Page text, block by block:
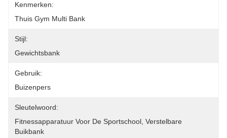
Kenmerken:
Thuis Gym Multi Bank
Stijl:
Gewichtsbank
Gebruik:
Buizenpers
Sleutelwoord:
Fitnessapparatuur Voor De Sportschool, Verstelbare
Buikbank